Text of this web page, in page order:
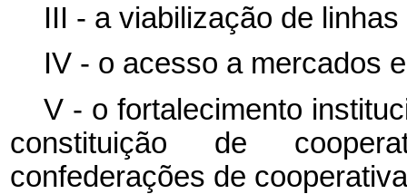
III - a viabilização de
IV - o acesso a mercados
V - o fortalecimento
constituição de
confederações de